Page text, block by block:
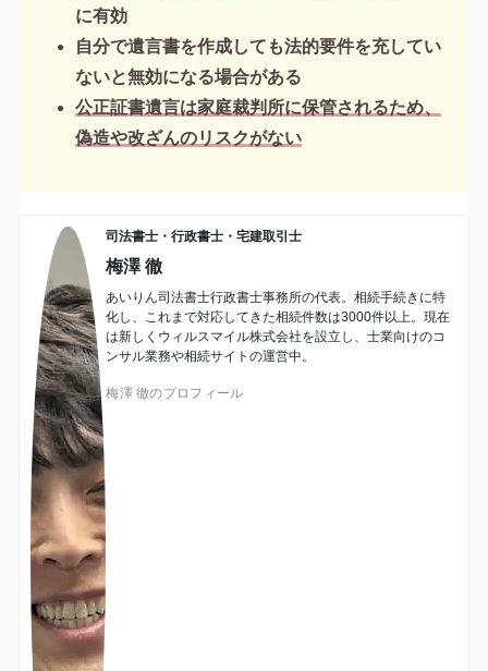
に有効
自分で遺言書を作成しても法的要件を充してい
ないと無効になる場合がある
公正証書遺言は家庭裁判所に保管されるため、
偽造や改ざんのリスクがない
司法書士・行政書士・宅建取引士
梅澤 徹
あいりん司法書士行政書士事務所の代表。相続手続きに特
化し、これまで対応してきた相続件数は3000件以上。現在
は新しくウィルスマイル株式会社を設立し、士業向けのコ
ンサル業務や相続サイトの運営中。
梅澤 徹のプロフィール